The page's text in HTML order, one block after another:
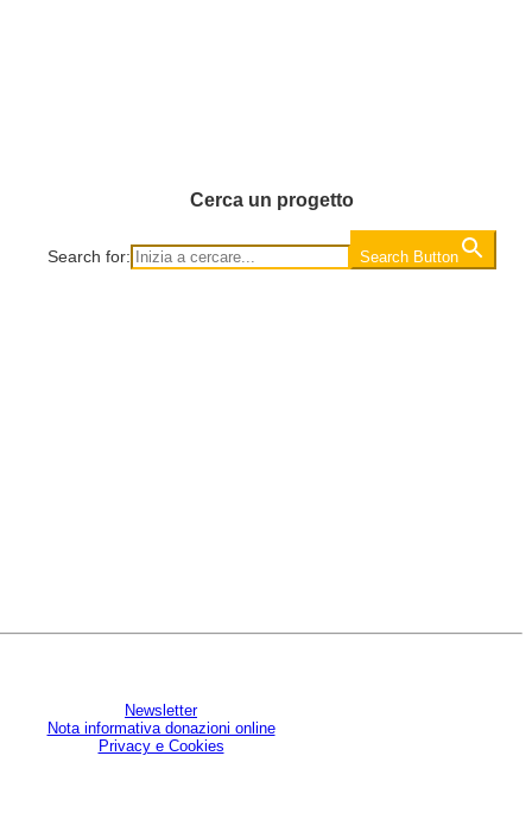
Cerca un progetto
Search for: Search Button
Newsletter
Nota informativa donazioni online
Privacy e Cookies